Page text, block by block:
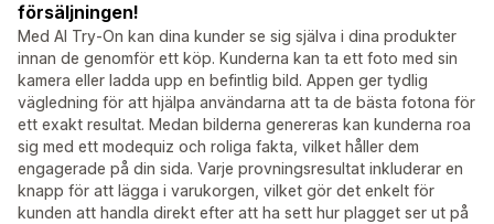
försäljningen!
Med AI Try-On kan dina kunder se sig själva i dina produkter
innan de genomför ett köp. Kunderna kan ta ett foto med sin
kamera eller ladda upp en befintlig bild. Appen ger tydlig
vägledning för att hjälpa användarna att ta de bästa fotona för
ett exakt resultat. Medan bilderna genereras kan kunderna roa
sig med ett modequiz och roliga fakta, vilket håller dem
engagerade på din sida. Varje provningsresultat inkluderar en
knapp för att lägga i varukorgen, vilket gör det enkelt för
kunden att handla direkt efter att ha sett hur plagget ser ut på